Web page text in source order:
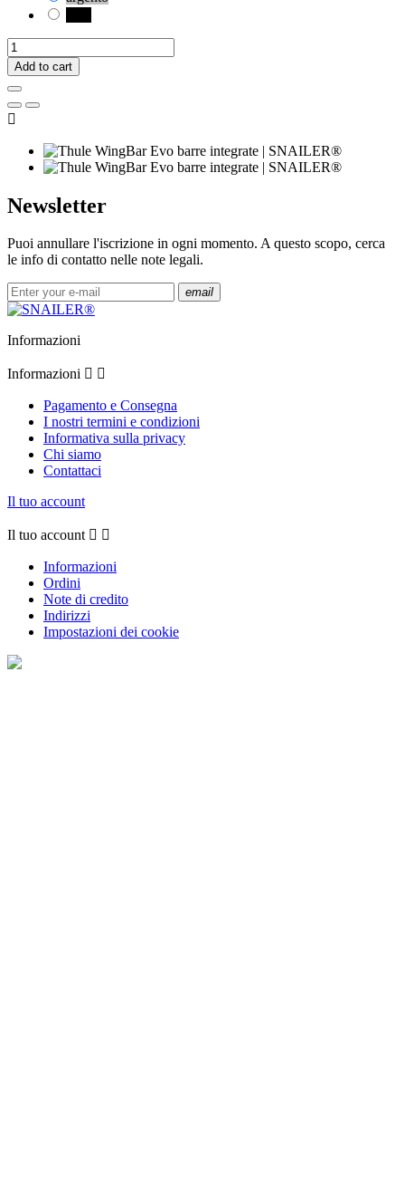
Add to cart

Newsletter
Puoi annullare l'iscrizione in ogni momento. A questo scopo, cerca
le info di contatto nelle note legali.
email
Informazioni
Informazioni  
Pagamento e Consegna
I nostri termini e condizioni
Informativa sulla privacy
Chi siamo
Contattaci
Il tuo account
Il tuo account  
Informazioni
Ordini
Note di credito
Indirizzi
Impostazioni dei cookie